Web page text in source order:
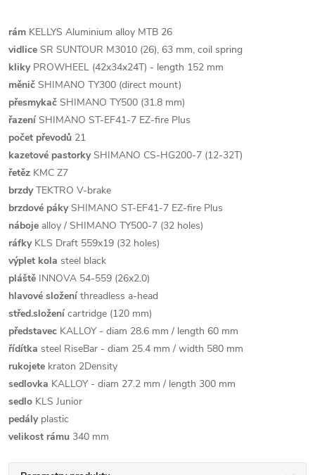
rám KELLYS Aluminium alloy MTB 26
vidlice SR SUNTOUR M3010 (26), 63 mm, coil spring
klikyPROWHEEL (42x34x24T) - length 152 mm
měnič SHIMANO TY300 (direct mount)
přesmykač SHIMANO TY500 (31.8 mm)
řazení SHIMANO ST-EF41-7 EZ-fire Plus
počet převodů 21
kazetové pastorkySHIMANO CS-HG200-7 (12-32T)
řetěz KMC Z7
brzdyTEKTRO V-brake
brzdové pákySHIMANO ST-EF41-7 EZ-fire Plus
náboje alloy / SHIMANO TY500-7 (32 holes)
ráfkyKLS Draft 559x19 (32 holes)
výplet kola steel black
pláště INNOVA 54-559 (26x2.0)
hlavové složení threadless a-head
střed.složení cartridge (120 mm)
představec KALLOY - diam 28.6 mm / length 60 mm
řídítka steel RiseBar - diam 25.4 mm / width 580 mm
rukojete kraton 2Density
sedlovka KALLOY - diam 27.2 mm / length 300 mm
sedlo KLS Junior
pedályplastic
velikost rámu 340 mm